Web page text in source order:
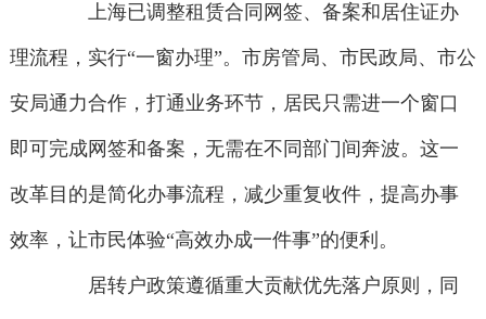
上海已调整租赁合同网签、备案和居住证办
理流程，实行“一窗办理”。市房管局、市民政局、市公
安局通力合作，打通业务环节，居民只需进一个窗口
即可完成网签和备案，无需在不同部门间奔波。这一
改革目的是简化办事流程，减少重复收件，提高办事
效率，让市民体验“高效办成一件事”的便利。
居转户政策遵循重大贡献优先落户原则，同